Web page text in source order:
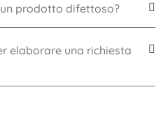
prodotto difettoso?
elaborare una richiesta